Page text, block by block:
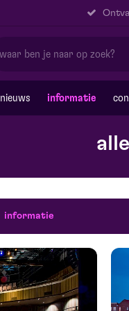
nieuws informatie
informatie